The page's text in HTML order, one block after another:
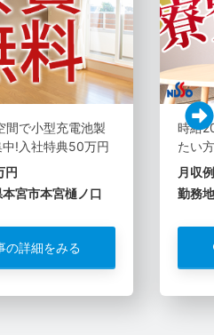
間で小型充電池製
!入社特典50万円
円
宮市本宮樋ノ口
の詳細をみる
時給
たい
月収
勤務